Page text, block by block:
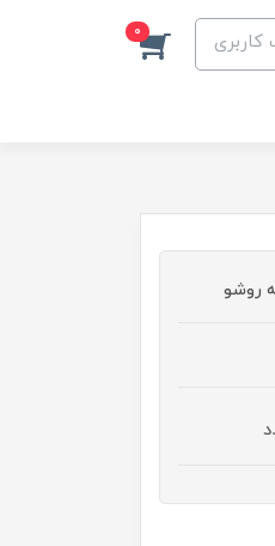
0
رو‌شو